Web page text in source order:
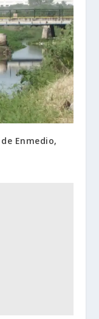
Enmedio,